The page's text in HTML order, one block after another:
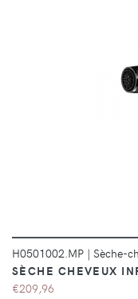
H0501002.MP | Sèche-
SÈCHE CHEVEUX
€209,96